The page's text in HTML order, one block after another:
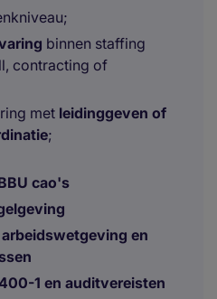
binnen staffing
contracting of
met leidinggeven of
;
cao's
en
1 en auditvereisten